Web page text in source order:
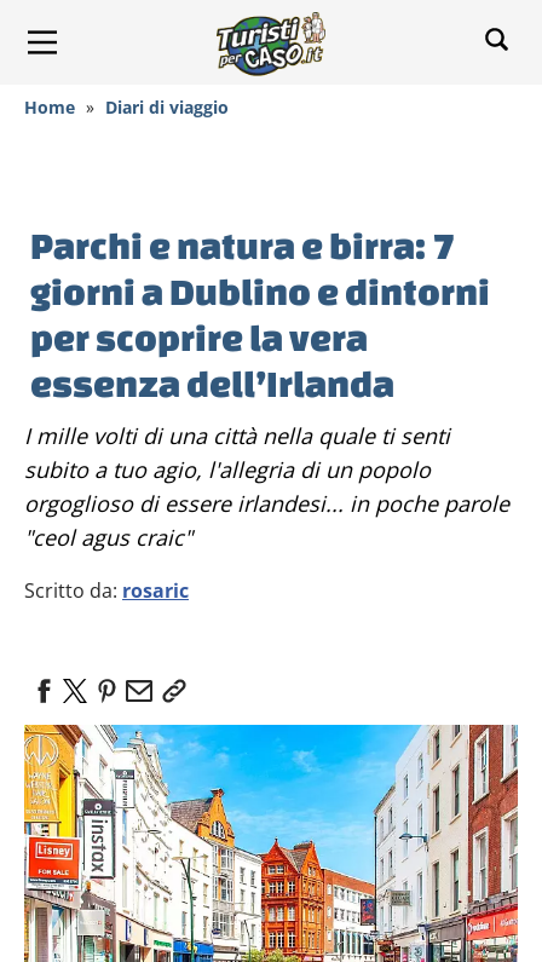
Home » Diari di viaggio
Parchi e natura e birra: 7
giorni a Dublino e dintorni
per scoprire la vera
essenza dell’Irlanda
I mille volti di una città nella quale ti senti
subito a tuo agio, l'allegria di un popolo
orgoglioso di essere irlandesi... in poche parole
"ceol agus craic"
Scritto da: rosaric